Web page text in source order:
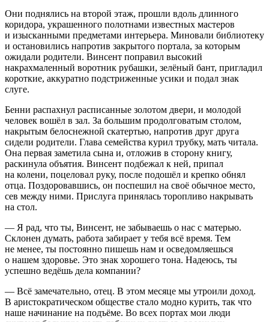
Они поднялись на второй этаж, прошли вдоль длинного
коридора, украшенного полотнами известных мастеров
и изысканными предметами интерьера. Миновали библиотеку
и остановились напротив закрытого портала, за которым
ожидали родители. Винсент поправил высокий
накрахмаленный воротник рубашки, зелёный бант, пригладил
короткие, аккуратно подстриженные усики и подал знак
слуге.
Бенни распахнул расписанные золотом двери, и молодой
человек вошёл в зал. За большим продолговатым столом,
накрытым белоснежной скатертью, напротив друг друга
сидели родители. Глава семейства курил трубку, мать читала.
Она первая заметила сына и, отложив в сторону книгу,
раскинула объятия. Винсент подбежал к ней, припал
на колени, поцеловал руку, после подошёл и крепко обнял
отца. Поздоровавшись, он поспешил на своё обычное место,
сев между ними. Прислуга принялась торопливо накрывать
на стол.
— Я рад, что ты, Винсент, не забываешь о нас с матерью.
Склонен думать, работа забирает у тебя всё время. Тем
не менее, ты постоянно пишешь нам и осведомляешься
о нашем здоровье. Это знак хорошего тона. Надеюсь, ты
успешно ведёшь дела компании?
— Всё замечательно, отец. В этом месяце мы утроили доход.
В аристократическом обществе стало модно курить, так что
наше начинание на подъёме. Во всех портах мои люди